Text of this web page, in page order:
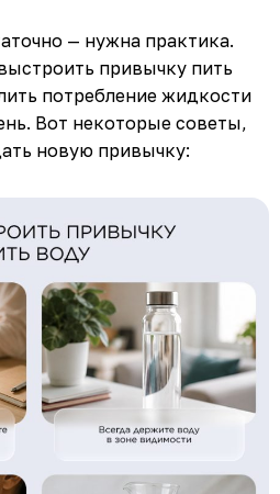
— нужна практика.
привычку пить
потребление жидкости
Вот некоторые советы,
новую привычку: